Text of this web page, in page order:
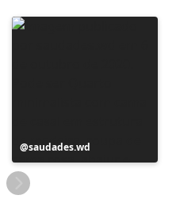
Postagem
publicada
por
saudades.wd